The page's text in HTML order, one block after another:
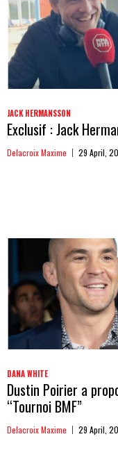
JACK HERMANSSON
Exclusif : Jack
Delacroix Maxime 29 April,
DANA WHITE
Dustin Poirier a
“Tournoi BMF”
Delacroix Maxime 29 April,